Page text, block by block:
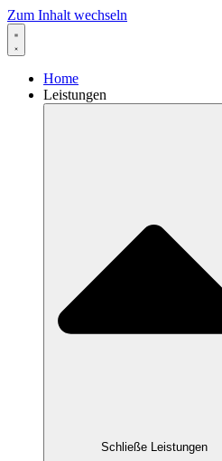
Zum Inhalt wechseln
Home
Leistungen
Schließe Leistungen